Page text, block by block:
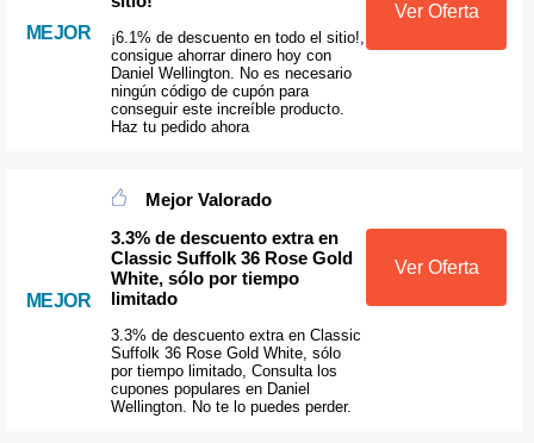
MEJOR
¡6.1% de descuento en todo el sitio!,
consigue ahorrar dinero hoy con
Daniel Wellington. No es necesario
ningún código de cupón para
conseguir este increíble producto.
Haz tu pedido ahora
Ver Oferta
MEJOR
Mejor Valorado
3.3% de descuento extra en
Classic Suffolk 36 Rose Gold
White, sólo por tiempo
limitado
3.3% de descuento extra en Classic
Suffolk 36 Rose Gold White, sólo
por tiempo limitado, Consulta los
cupones populares en Daniel
Wellington. No te lo puedes perder.
Ver Oferta